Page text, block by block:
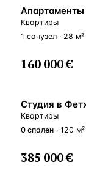
ВНЖ
Апартаменты
Квартиры
1 санузел · 28 м²
160 000 €
ВНЖ
Студия в
Квартиры
0 спален · 120 м²
385 000 €